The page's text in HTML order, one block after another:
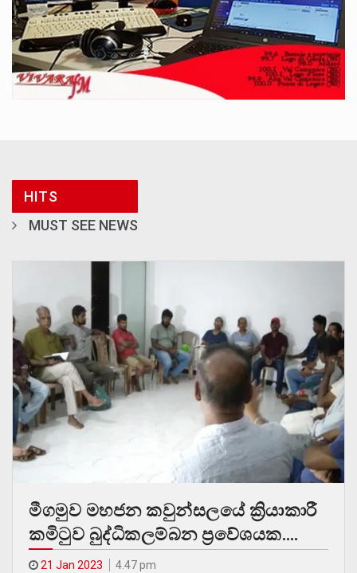
HITS
MUST SEE NEWS
මීගමුව මහජන කවුන්සලයේ ක්‍රියාකාරී
කමිටුව බුද්ධිකලම්බන ප්‍රවේශයක….
21 Jan 2023 4.47 pm